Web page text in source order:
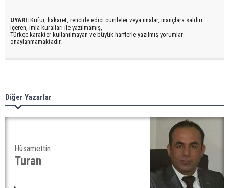
UYARI: Küfür, hakaret, rencide edici cümleler veya imalar, inançlara saldırı
içeren, imla kuralları ile yazılmamış,
Türkçe karakter kullanılmayan ve büyük harflerle yazılmış yorumlar
onaylanmamaktadır.
Diğer Yazarlar
Hüsamettin
Turan